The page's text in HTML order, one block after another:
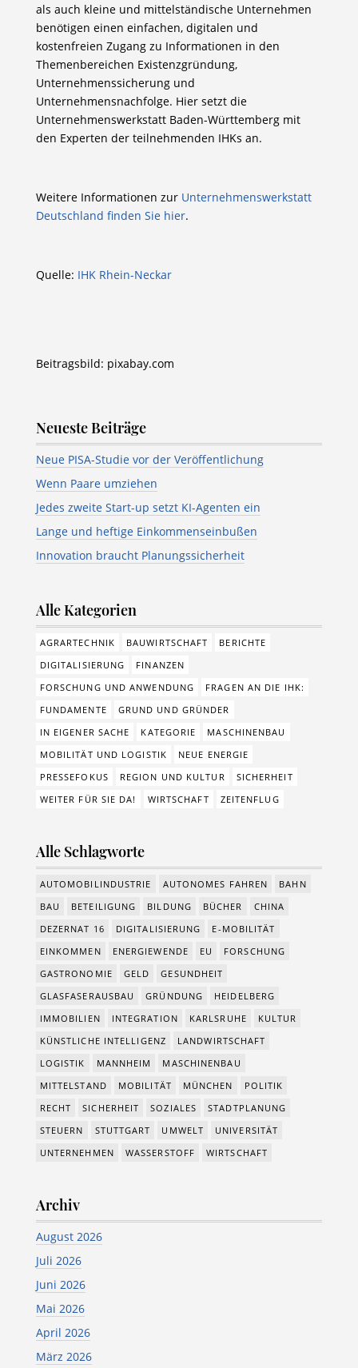
als auch kleine und mittelständische Unternehmen
benötigen einen einfachen, digitalen und
kostenfreien Zugang zu Informationen in den
Themenbereichen Existenzgründung,
Unternehmenssicherung und
Unternehmensnachfolge. Hier setzt die
Unternehmenswerkstatt Baden-Württemberg mit
den Experten der teilnehmenden IHKs an.
Weitere Informationen zur Unternehmenswerkstatt
Deutschland finden Sie hier.
Quelle: IHK Rhein-Neckar
Beitragsbild: pixabay.com
Neueste Beiträge
Neue PISA-Studie vor der Veröffentlichung
Wenn Paare umziehen
Jedes zweite Start-up setzt KI-Agenten ein
Lange und heftige Einkommenseinbußen
Innovation braucht Planungssicherheit
Alle Kategorien
AGRARTECHNIK BAUWIRTSCHAFT
BERICHTE
DIGITALISIERUNG
FINANZEN
FORSCHUNG UND ANWENDUNG
FRAGEN AN DIE IHK:
FUNDAMENTE
GRUND UND GRÜNDER
IN EIGENER SACHE
KATEGORIE
MASCHINENBAU
MOBILITÄT UND LOGISTIK
NEUE ENERGIE
PRESSEFOKUS
REGION UND KULTUR
SICHERHEIT
WEITER FÜR SIE DA!
WIRTSCHAFT ZEITENFLUG
Alle Schlagworte
AUTOMOBILINDUSTRIE AUTONOMES FAHREN
BAHN
BAU
BETEILIGUNG BILDUNG BÜCHER
CHINA
DEZERNAT 16
DIGITALISIERUNG
E-MOBILITÄT
EINKOMMEN
ENERGIEWENDE EU
FORSCHUNG
GASTRONOMIE
GELD
GESUNDHEIT
GLASFASERAUSBAU
GRÜNDUNG
HEIDELBERG
IMMOBILIEN
INTEGRATION KARLSRUHE
KULTUR
KÜNSTLICHE INTELLIGENZ
LANDWIRTSCHAFT
LOGISTIK
MANNHEIM
MASCHINENBAU
MITTELSTAND
MOBILITÄT MÜNCHEN
POLITIK
RECHT
SICHERHEIT SOZIALES
STADTPLANUNG
STEUERN
STUTTGART UMWELT
UNIVERSITÄT
UNTERNEHMEN
WASSERSTOFF WIRTSCHAFT
Archiv
August 2026
Juli 2026
Juni 2026
Mai 2026
April 2026
März 2026